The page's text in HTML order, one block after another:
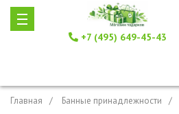
+7 (495) 649-45-43
Главная Банные принадлежности